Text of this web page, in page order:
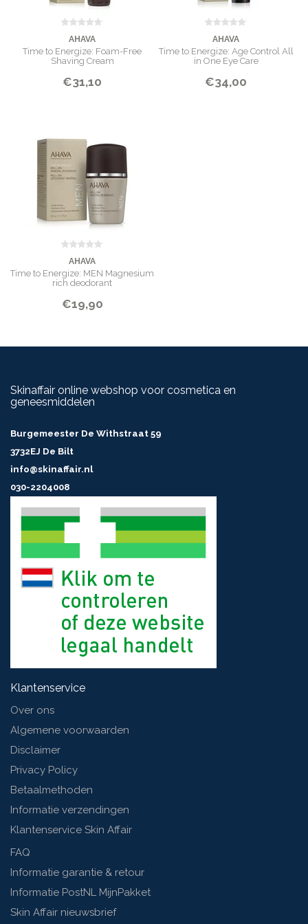
AHAVA
Time to Energize: Foam-Free
Shaving Cream
€31,10
AHAVA
Time to Energize: Age Control All
in One Eye Care
€34,00
AHAVA
Time to Energize: MEN Magnesium
rich deodorant
€19,90
Skinaffair online webshop voor cosmetica en
geneesmiddelen
Burgemeester De Withstraat 59
3732EJ De Bilt
info@skinaffair.nl
030-2204008
Klantenservice
Over ons
Algemene voorwaarden
Disclaimer
Privacy Policy
Betaalmethoden
Informatie verzendingen
Klantenservice Skin Affair
FAQ
Informatie garantie & retour
Informatie PostNL MijnPakket
Skin Affair nieuwsbrief